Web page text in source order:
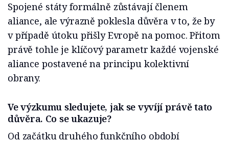
Spojené státy formálně zůstávají členem
aliance, ale výrazně poklesla důvěra v to, že by
v případě útoku přišly Evropě na pomoc. Přitom
právě tohle je klíčový parametr každé vojenské
aliance postavené na principu kolektivní
obrany.
Ve výzkumu sledujete, jak se vyvíjí právě tato
důvěra. Co se ukazuje?
Od začátku druhého funkčního období